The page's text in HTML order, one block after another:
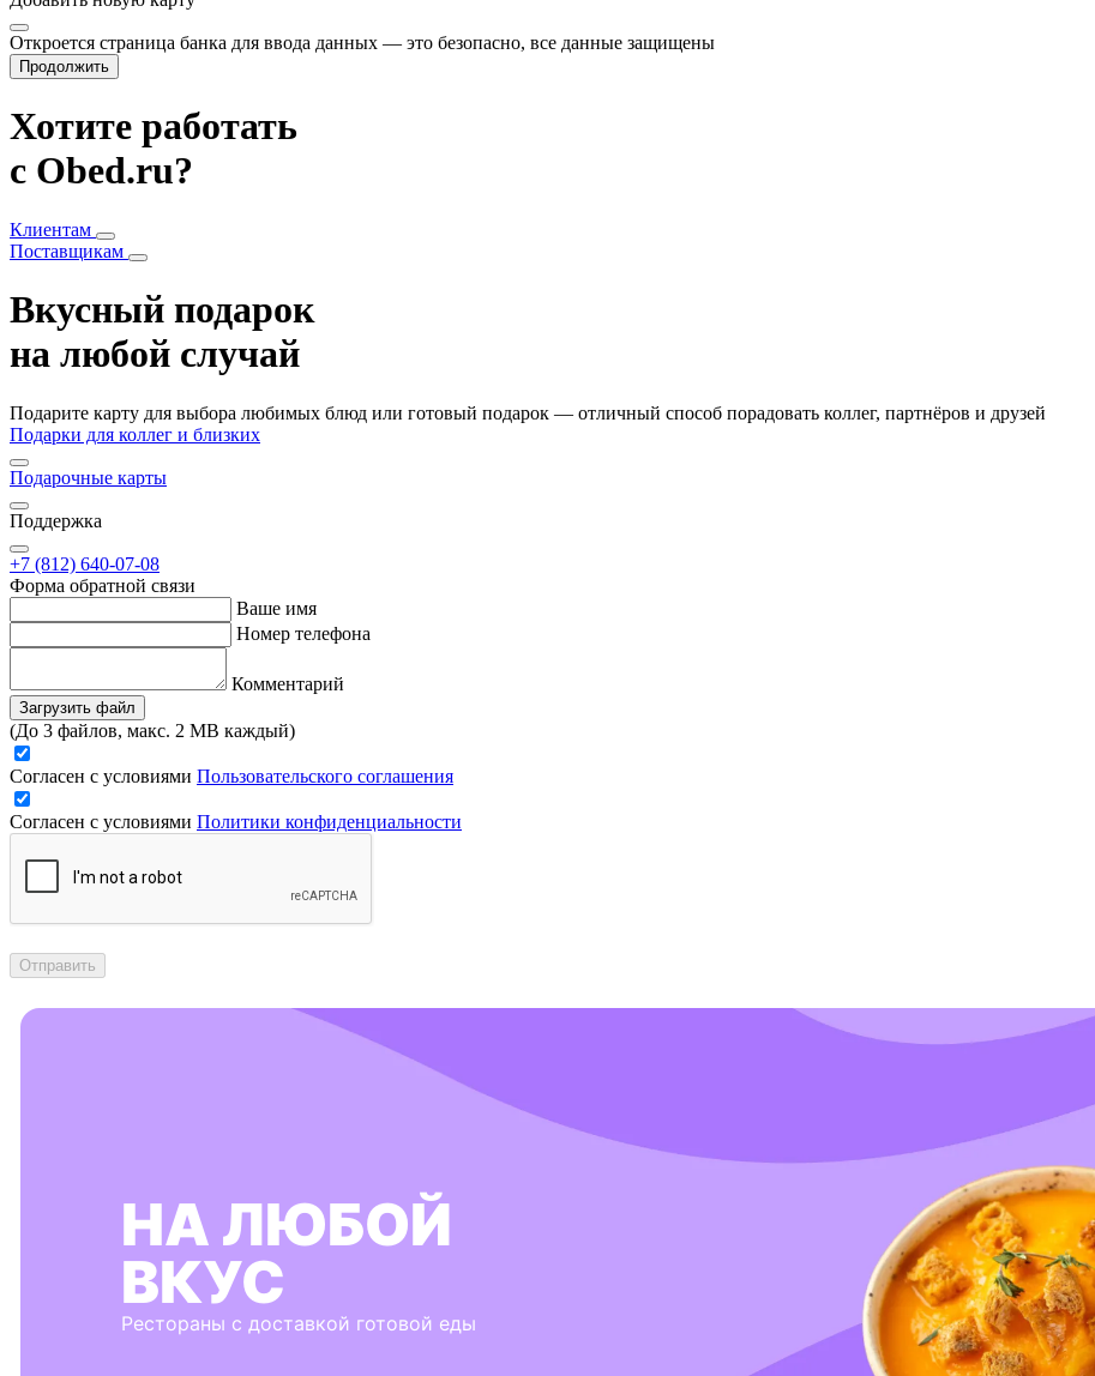
Откроется страница банка для ввода данных — это безопасно, все данные защищены
Продолжить
Хотите работать
с Obed.ru?
Клиентам
Поставщикам
Вкусный подарок
на любой случай
Подарите карту для выбора любимых блюд или готовый подарок — отличный способ порадовать коллег, партнёров и друзей
Подарки для коллег и близких
Подарочные карты
Поддержка
+7 (812) 640-07-08
Форма обратной связи
Ваше имя
Номер телефона
Комментарий
Загрузить файл
(До 3 файлов, макс. 2 MB каждый)
Согласен с условиями Пользовательского соглашения
Согласен с условиями Политики конфиденциальности
Отправить
НА ЛЮБОЙ
ВКУС
Рестораны с доставкой готовой еды